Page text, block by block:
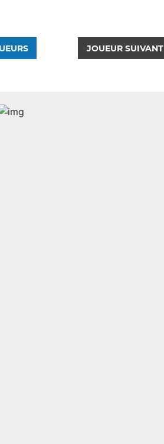
JOUEUR SUIVANT